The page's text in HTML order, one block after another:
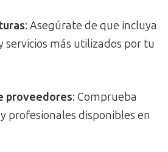
: Asegúrate de que incluya
servicios más utilizados por tu
proveedores: Comprueba
profesionales disponibles en